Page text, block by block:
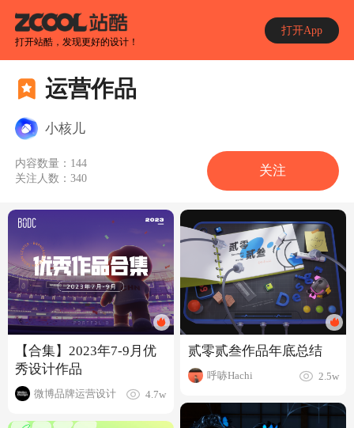
打开站酷，发现更好的设计！
打开App
运营作品
小核儿
内容数量： 144
关注人数：340
关注
【合集】2023年7-9月优
秀设计作品
微博品牌运营设计 4.7w
贰零贰叁作品年底总结
呼哧Hachi 2.5w